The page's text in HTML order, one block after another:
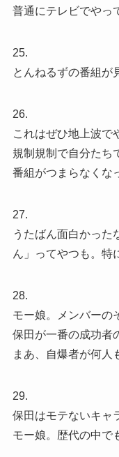
普通にテレビでやっ
25.
とんねるずの番組が
26.
これはぜひ地上波で
規制規制で自分たち
番組がつまらなくな
27.
うたばん面白かった
ん」ってやつも。特
28.
モー娘。メンバーの
保田が一番の成功者
まあ、自爆者が何人
29.
保田はモテないキャ
モー娘。歴代の中で